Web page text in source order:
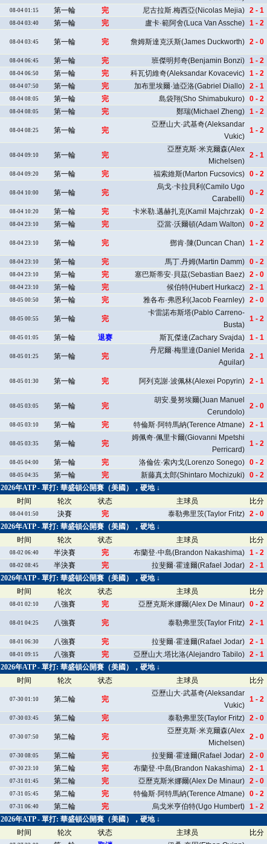
08-04 01:15 第一輪 完 尼古拉斯.梅西亞(Nicolas Mejia) 2 - 1
08-04 03:40 第一輪 完 盧卡·範阿舍(Luca Van Assche) 1 - 2
08-04 03:45 第一輪 完 詹姆斯達克沃斯(James Duckworth) 2 - 0
08-04 06:45 第一輪 完 班傑明邦奇(Benjamin Bonzi) 1 - 2
08-04 06:50 第一輪 完 科瓦切維奇(Aleksandar Kovacevic) 1 - 2
08-04 07:50 第一輪 完 加布里埃爾·迪亞洛(Gabriel Diallo) 2 - 1
08-04 08:05 第一輪 完 島袋翔(Sho Shimabukuro) 0 - 2
08-04 08:05 第一輪 完 鄭瑞(Michael Zheng) 1 - 2
08-04 08:25 第一輪 完
亞歷山大·武基奇(Aleksandar
Vukic)
1 - 2
08-04 09:10 第一輪 完
亞歷克斯·米克爾森(Alex
Michelsen)
2 - 1
08-04 09:20 第一輪 完 福索維斯(Marton Fucsovics) 0 - 2
08-04 10:00 第一輪 完
烏戈·卡拉貝利(Camilo Ugo
Carabelli)
0 - 2
08-04 10:20 第一輪 完 卡米勒.邁赫扎克(Kamil Majchrzak) 0 - 2
08-04 23:10 第一輪 完 亞當·沃爾頓(Adam Walton) 0 - 2
08-04 23:10 第一輪 完 鄧肯·陳(Duncan Chan) 1 - 2
08-04 23:10 第一輪 完 馬丁.丹姆(Martin Damm) 0 - 2
08-04 23:10 第一輪 完 塞巴斯蒂安·貝茲(Sebastian Baez) 2 - 0
08-04 23:10 第一輪 完 候伯特(Hubert Hurkacz) 2 - 1
08-05 00:50 第一輪 完 雅各布·弗恩利(Jacob Fearnley) 2 - 0
08-05 00:55 第一輪 完
卡雷諾布斯塔(Pablo Carreno-
Busta)
1 - 2
08-05 01:05 第一輪 退赛 斯瓦傑達(Zachary Svajda) 1 - 1
08-05 01:25 第一輪 完
丹尼爾·梅里達(Daniel Merida
Aguilar)
2 - 1
08-05 01:30 第一輪 完 阿列克謝·波佩林(Alexei Popyrin) 2 - 1
08-05 03:05 第一輪 完
胡安.曼努埃爾(Juan Manuel
Cerundolo)
2 - 0
08-05 03:10 第一輪 完 特倫斯·阿特馬納(Terence Atmane) 2 - 1
08-05 03:35 第一輪 完
姆佩奇·佩里卡爾(Giovanni Mpetshi
Perricard)
1 - 2
08-05 04:00 第一輪 完 洛倫佐·索內戈(Lorenzo Sonego) 0 - 2
08-05 04:35 第一輪 完 新藤真太郎(Shintaro Mochizuki) 0 - 2
2026年ATP - 單打: 華盛頓公開賽（美國），硬地 ↓
时间
轮次 状态 主球员 比分
08-04 01:50 決賽 完 泰勒弗里茨(Taylor Fritz) 2 - 0
2026年ATP - 單打: 華盛頓公開賽（美國），硬地 ↓
时间
轮次 状态 主球员 比分
08-02 06:40 半決賽 完 布蘭登·中島(Brandon Nakashima) 1 - 2
08-02 08:45 半決賽 完 拉斐爾·霍達爾(Rafael Jodar) 2 - 1
2026年ATP - 單打: 華盛頓公開賽（美國），硬地 ↓
时间
轮次 状态 主球员 比分
08-01 02:10 八強賽 完 亞歷克斯米娜爾(Alex De Minaur) 0 - 2
08-01 04:25 八強賽 完 泰勒弗里茨(Taylor Fritz) 2 - 1
08-01 06:30 八強賽 完 拉斐爾·霍達爾(Rafael Jodar) 2 - 1
08-01 09:15 八強賽 完 亞歷山大.塔比洛(Alejandro Tabilo) 2 - 1
2026年ATP - 單打: 華盛頓公開賽（美國），硬地 ↓
时间
轮次 状态 主球员 比分
07-30 01:10 第二輪 完
亞歷山大·武基奇(Aleksandar
Vukic)
1 - 2
07-30 03:45 第二輪 完 泰勒弗里茨(Taylor Fritz) 2 - 0
07-30 07:50 第二輪 完
亞歷克斯·米克爾森(Alex
Michelsen)
2 - 0
07-30 08:05 第二輪 完 拉斐爾·霍達爾(Rafael Jodar) 2 - 0
07-30 23:10 第二輪 完 布蘭登·中島(Brandon Nakashima) 2 - 1
07-31 01:45 第二輪 完 亞歷克斯米娜爾(Alex De Minaur) 2 - 0
07-31 05:45 第二輪 完 特倫斯·阿特馬納(Terence Atmane) 0 - 2
07-31 06:40 第二輪 完 烏戈米亨伯特(Ugo Humbert) 1 - 2
2026年ATP - 單打: 華盛頓公開賽（美國），硬地 ↓
时间
轮次 状态 主球员 比分